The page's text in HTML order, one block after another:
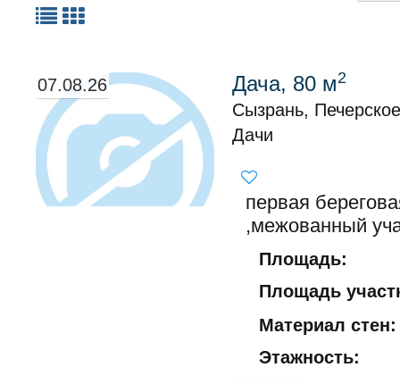
07.08.26 Дача, 80 м2
Сызрань,
Дачи
первая
,межованный
Площадь:
Площадь
Материал стен:
Этажность: